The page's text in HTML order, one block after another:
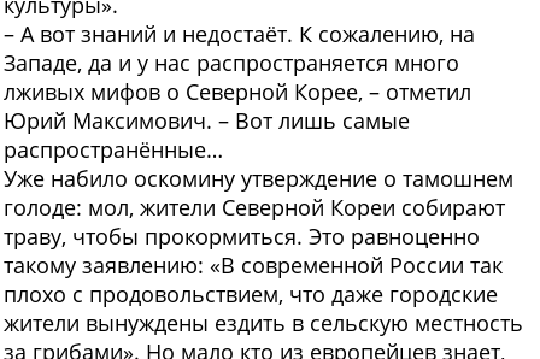
– А вот знаний и недостаёт. К сожалению, на
Западе, да и у нас распространяется много
лживых мифов о Северной Корее, – отметил
Юрий Максимович. – Вот лишь самые
распространённые…
Уже набило оскомину утверждение о тамошнем
голоде: мол, жители Северной Кореи собирают
траву, чтобы прокормиться. Это равноценно
такому заявлению: «В современной России так
плохо с продовольствием, что даже городские
жители вынуждены ездить в сельскую местность
за грибами». Но мало кто из европейцев знает,